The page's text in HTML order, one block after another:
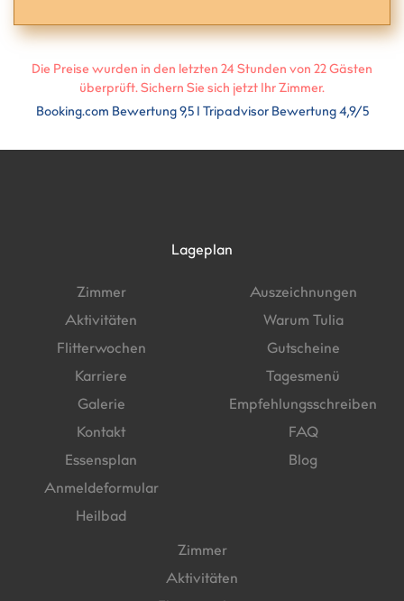
Die Preise wurden in den letzten 24 Stunden von 22 Gästen
überprüft. Sichern Sie sich jetzt Ihr Zimmer.
Booking.com Bewertung 9,5 I Tripadvisor Bewertung 4,9/5
Lageplan
Zimmer
Aktivitäten
Flitterwochen
Karriere
Galerie
Kontakt
Essensplan
Anmeldeformular
Heilbad
Auszeichnungen
Warum Tulia
Gutscheine
Tagesmenü
Empfehlungsschreiben
FAQ
Blog
Zimmer
Aktivitäten